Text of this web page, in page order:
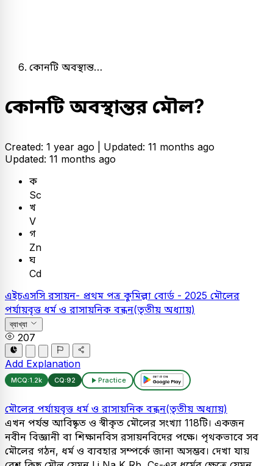
কোনটি অবস্থান্ত…
কোনটি অবস্থান্তর মৌল?
Created: 1 year ago | Updated: 11 months ago
Updated: 11 months ago
ক
Sc
খ
V
গ
Zn
ঘ
Cd
এইচএসসি রসায়ন- প্রথম পত্র কুমিল্লা বোর্ড - 2025 মৌলের
পর্যায়বৃত্ত ধর্ম ও রাসায়নিক বন্ধন(তৃতীয় অধ্যায়)
ব্যাখ্যা
207
Add Explanation
MCQ:1.2k CQ:92 Practice
মৌলের পর্যায়বৃত্ত ধর্ম ও রাসায়নিক বন্ধন(তৃতীয় অধ্যায়)
এখন পর্যন্ত আবিষ্কৃত ও স্বীকৃত মৌলের সংখ্যা 118টি। একজন
নবীন বিজ্ঞানী বা শিক্ষানবিস রসায়নবিদের পক্ষে। পৃথকভাবে সব
মৌলের গঠন, ধর্ম ও ব্যবহার সম্পর্কে জানা অসম্ভব। দেখা যায়